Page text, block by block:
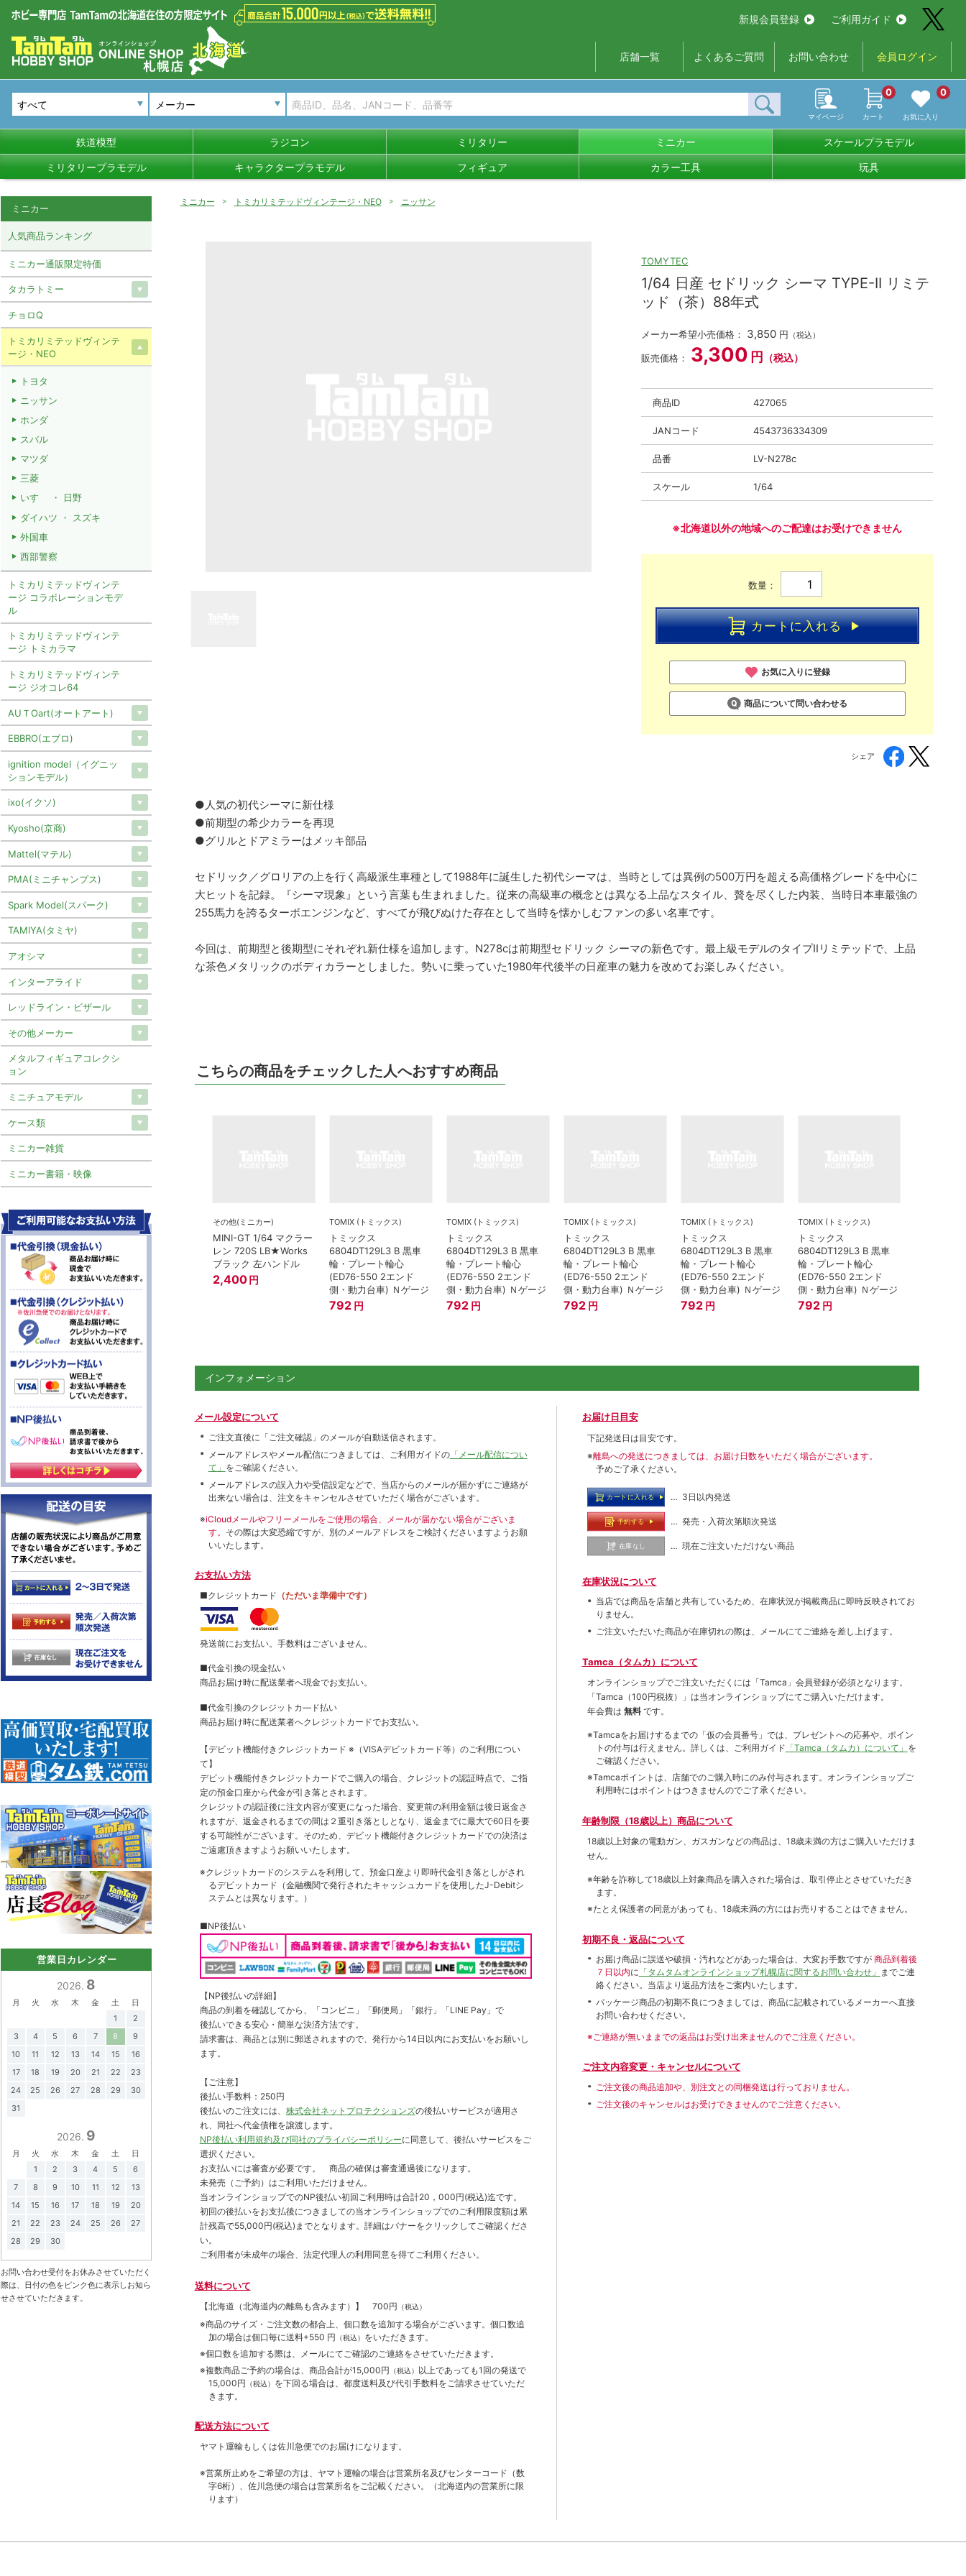
新規会員登録 ご利用ガイド
店舗一覧 よくあるご質問 お問い合わせ 会員ログイン
メーカー
マイページ カート
0
お気に入り
0
鉄道模型 ラジコン ミリタリー ミニカー スケールプラモデル
ミリタリープラモデル キャラクタープラモデル フィギュア カラー工具 玩具
ミニカー トミカリミテッドヴィンテージ・NEO ニッサン
TOMYTEC
1/64 日産 セドリック シーマ TYPE-II リミテ
ッド（茶）88年式
メーカー希望小売価格： 3,850 円 （税込）
販売価格： 3,300 円 （税込）
商品ID 427065
JANコード 4543736334309
品番 LV-N278c
スケール 1/64
※北海道以外の地域へのご配達はお受けできません
数量：
カートに入れる
お気に入りに登録
商品について問い合わせる
シェア
●人気の初代シーマに新仕様
●前期型の希少カラーを再現
●グリルとドアミラーはメッキ部品
セドリック／グロリアの上を行く高級派生車種として1988年に誕生した初代シーマは、当時としては異例の500万円を超える高価格グレードを中心に
大ヒットを記録。『シーマ現象』という言葉も生まれました。従来の高級車の概念とは異なる上品なスタイル、贅を尽くした内装、当時日本車最強の
255馬力を誇るターボエンジンなど、すべてが飛びぬけた存在として当時を懐かしむファンの多い名車です。
今回は、前期型と後期型にそれぞれ新仕様を追加します。N278cは前期型セドリック シーマの新色です。最上級モデルのタイプIIリミテッドで、上品
な茶色メタリックのボディカラーとしました。勢いに乗っていた1980年代後半の日産車の魅力を改めてお楽しみください。
こちらの商品をチェックした人へおすすめ商品
その他(ミニカー)
MINI-GT 1/64 マクラー
レン 720S LB★Works
ブラック 左ハンドル
2,400 円
TOMIX (トミックス)
トミックス
6804DT129L3 B 黒車
輪・プレート輪心
(ED76-550 2エンド
側・動力台車) Ｎゲージ
792 円
TOMIX (トミックス)
トミックス
6804DT129L3 B 黒車
輪・プレート輪心
(ED76-550 2エンド
側・動力台車) Ｎゲージ
792 円
TOMIX (トミックス)
トミックス
6804DT129L3 B 黒車
輪・プレート輪心
(ED76-550 2エンド
側・動力台車) Ｎゲージ
792 円
TOMIX (トミックス)
トミックス
6804DT129L3 B 黒車
輪・プレート輪心
(ED76-550 2エンド
側・動力台車) Ｎゲージ
792 円
TOMIX (トミックス)
トミックス
6804DT129L3 B 黒車
輪・プレート輪心
(ED76-550 2エンド
側・動力台車) Ｎゲージ
792 円
インフォメーション
メール設定について
ご注文直後に「ご注文確認」のメールが自動送信されます。
メールアドレスやメール配信につきましては、ご利用ガイドの「メール配信につい
て」 をご確認ください。
メールアドレスの誤入力や受信設定などで、当店からのメールが届かずにご連絡が
出来ない場合は、注文をキャンセルさせていただく場合がございます。
※iCloudメールやフリーメールをご使用の場合、メールが届かない場合がございま
す。 その際は大変恐縮ですが、別のメールアドレスをご検討くださいますようお願
いいたします。
お支払い方法
■クレジットカード （ただいま準備中です）
発送前にお支払い。手数料はございません。
■代金引換の現金払い
商品お届け時に配送業者へ現金でお支払い。
■代金引換のクレジットカ―ド払い
商品お届け時に配送業者へクレジットカードでお支払い。
【デビット機能付きクレジットカード ※（VISAデビットカード等） のご利用につい
て】
デビット機能付きクレジットカードでご購入の場合、クレジットの認証時点で、ご指
定の預金口座から代金が引き落とされます。
クレジットの認証後に注文内容が変更になった場合、変更前の利用金額は後日返金さ
れますが、返金されるまでの間は２重引き落としとなり、返金までに最大で60日を要
する可能性がございます。そのため、デビット機能付きクレジットカードでの決済は
ご遠慮頂きますようお願いいたします。
※クレジットカードのシステムを利用して、預金口座より即時代金引き落としがされ
るデビットカード（金融機関で発行されたキャッシュカードを使用したJ-Debitシ
ステムとは異なります。）
■NP後払い
【NP後払いの詳細】
商品の到着を確認してから、「コンビニ」「郵便局」「銀行」「LINE Pay」で
後払いできる安心・簡単な決済方法です。
請求書は、商品とは別に郵送されますので、発行から14日以内にお支払いをお願いし
ます。
【ご注意】
後払い手数料：250円
後払いのご注文には、 株式会社ネットプロテクションズの後払いサービスが適用さ
れ、同社へ代金債権を譲渡します。
NP後払い利用規約及び同社のプライバシーポリシーに同意して、後払いサービスをご
選択ください。
お支払いには審査が必要です。 商品の確保は審査通過後になります。
未発売（ご予約）はご利用いただけません。
当オンラインショップでのNP後払い初回ご利用時は合計20，000円(税込)迄です。
初回の後払いをお支払後につきましての当オンラインショップでのご利用限度額は累
計残高で55,000円(税込)までとなります。詳細はバナーをクリックしてご確認くださ
い。
ご利用者が未成年の場合、法定代理人の利用同意を得てご利用ください。
送料について
【北海道（北海道内の離島も含みます）】 700円 （税込）
※商品のサイズ・ご注文数の都合上、個口数を追加する場合がございます。個口数追
加の場合は個口毎に送料+550 円 （税込） をいただきます。
※個口数を追加する際は、メールにてご確認のご連絡をさせていただきます。
※複数商品ご予約の場合は、商品合計が15,000円 （税込） 以上であっても1回の発送で
15,000円 （税込） を下回る場合は、都度送料及び代引手数料をご請求させていただ
きます。
配送方法について
ヤマト運輸もしくは佐川急便でのお届けになります。
※営業所止めをご希望の方は、ヤマト運輸の場合は営業所名及びセンターコード（数
字6桁）、佐川急便の場合は営業所名をご記載ください。（北海道内の営業所に限
ります）
お届け日目安
下記発送日は目安です。
※離島への発送につきましては、お届け日数をいただく場合がございます。
予めご了承ください。
カートに入れる … 3日以内発送
予約する … 発売・入荷次第順次発送
在庫なし … 現在ご注文いただけない商品
在庫状況について
当店では商品を店舗と共有しているため、在庫状況が掲載商品に即時反映されてお
りません。
ご注文いただいた商品が在庫切れの際は、メールにてご連絡を差し上げます。
Tamca（タムカ）について
オンラインショップでご注⽂いただくには「Tamca」会員登録が必須となります。
「Tamca （100円税抜）
」は当オンラインショップにてご購⼊いただけます。
年会費は 無料 です。
※Tamcaをお届けするまでの「仮の会員番号」では、プレゼントへの応募や、ポイン
トの付与は⾏えません。詳しくは、ご利⽤ガイド 「Tamca（タムカ）について」 を
ご確認ください。
※Tamcaポイントは、店舗でのご購⼊時にのみ付与されます。オンラインショップご
利用時にはポイントはつきませんのでご了承ください。
年齢制限（18歳以上）商品について
18歳以上対象の電動ガン、ガスガンなどの商品は、18歳未満の方はご購入いただけま
せん。
※年齢を詐称して18歳以上対象商品を購入された場合は、取引停止とさせていただき
ます。
※たとえ保護者の同意があっても、18歳未満の方にはお売りすることはできません。
初期不良・返品について
お届け商品に誤送や破損・汚れなどがあった場合は、大変お手数ですが 商品到着後
７日以内に 「タムタムオンラインショップ札幌店に関するお問い合わせ」 までご連
絡ください。当店より返品方法をご案内いたします。
パッケージ商品の初期不良につきましては、商品に記載されているメーカーへ直接
お問い合わせください。
※ご連絡が無いままでの返品はお受け出来ませんのでご注意ください。
ご注文内容変更・キャンセルについて
ご注文後の商品追加や、別注文との同梱発送は行っておりません。
ご注文後のキャンセルはお受けできませんのでご注意ください。
ミニカー
人気商品ランキング
ミニカー通販限定特価
タカラトミー
チョロQ
トミカリミテッドヴィンテ
ージ・NEO
トヨタ
ニッサン
ホンダ
スバル
マツダ
三菱
いすゞ ・ 日野
ダイハツ ・ スズキ
外国車
西部警察
トミカリミテッドヴィンテ
ージ コラボレーションモデ
ル
トミカリミテッドヴィンテ
ージ トミカラマ
トミカリミテッドヴィンテ
ージ ジオコレ64
AUＴOart(オートアート)
EBBRO(エブロ)
ignition model（イグニッ
ションモデル）
ixo(イクソ)
Kyosho(京商)
Mattel(マテル)
PMA(ミニチャンプス)
Spark Model(スパーク)
TAMIYA(タミヤ)
アオシマ
インターアライド
レッドライン・ビザール
その他メーカー
メタルフィギュアコレクシ
ョン
ミニチュアモデル
ケース類
ミニカー雑貨
ミニカー書籍・映像
営業日カレンダー
2026. 8
月 火 水 木 金 土
日
1
2
3
4 5 6 7 8
9
10
11 12 13 14 15
16
17
18 19 20 21 22
23
24
25 26 27 28 29
30
31
2026. 9
月 火 水 木 金 土
日
1
2 3 4 5
6
7
8 9 10 11 12
13
14
15 16 17 18 19
20
21
22 23 24 25 26
27
28
29 30
お問い合わせ受付をお休みさせていただく
際は、日付の色をピンク色に表示しお知ら
せさせていただきます。